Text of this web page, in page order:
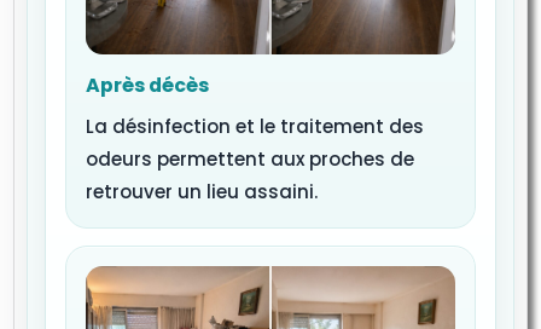
Après décès
La désinfection et le traitement des
odeurs permettent aux proches de
retrouver un lieu assaini.